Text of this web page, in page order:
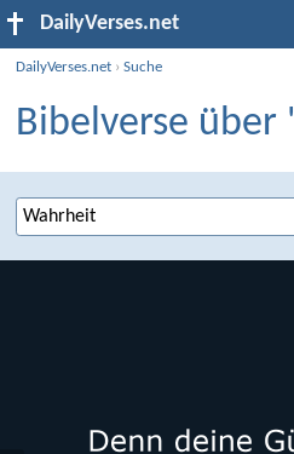
DailyVerses.net
DailyVerses.net ›Suche
Bibelverse über